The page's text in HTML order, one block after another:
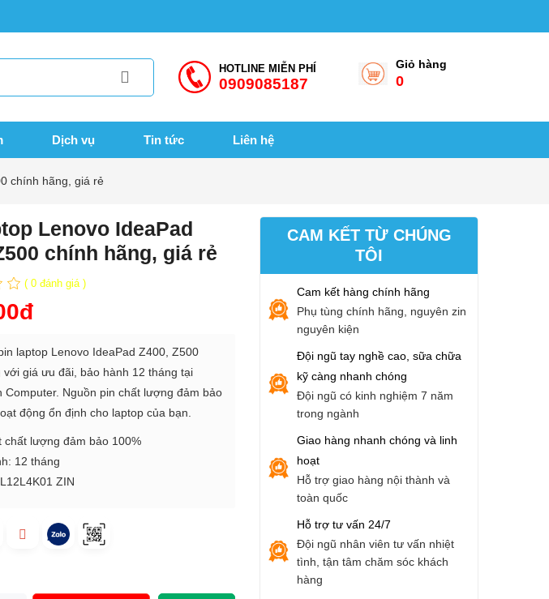
Giỏ hàng
0
HOTLINE MIỄN PHÍ
0909085187
Dịch vụ Tin tức Liên hệ
chính hãng, giá rẻ
Lenovo IdeaPad
chính hãng, giá rẻ
( 0 đánh giá )
laptop Lenovo IdeaPad Z400, Z500
với giá ưu đãi, bảo hành 12 tháng tại
Computer. Nguồn pin chất lượng đảm bảo
động ổn định cho laptop của bạn.
chất lượng đảm bảo 100%
12 tháng
L12L4K01 ZIN
CAM KẾT TỪ CHÚNG
TÔI
Cam kết hàng chính hãng
Phụ tùng chính hãng, nguyên zin
nguyên kiện
Đội ngũ tay nghề cao, sữa chữa
kỹ càng nhanh chóng
Đội ngũ có kinh nghiệm 7 năm
trong ngành
Giao hàng nhanh chóng và linh
hoạt
Hỗ trợ giao hàng nội thành và
toàn quốc
Hỗ trợ tư vấn 24/7
Đội ngũ nhân viên tư vấn nhiệt
tình, tận tâm chăm sóc khách
hàng